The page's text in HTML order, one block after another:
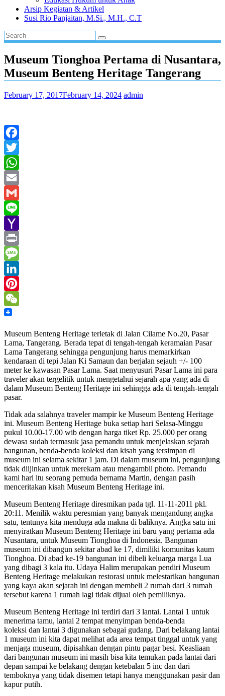
Arsip Kegiatan & Artikel
Susi Rio Panjaitan, M.Si., M.H., C.T
Museum Tionghoa Pertama di Nusantara,
Museum Benteng Heritage Tangerang
February 17, 2017February 14, 2024 admin
Facebook
Twitter
WhatsApp
Email
Gmail
Line
Yahoo
Mail
Print
Message
LinkedIn
Pinterest
WeChat
Museum Benteng Heritage terletak di Jalan Cilame No.20, Pasar
Lama, Tangerang. Berada tepat di tengah-tengah keramaian Pasar
Lama Tangerang sehingga pengunjung harus memarkirkan
kendaraan di tepi Jalan Ki Samaun dan berjalan sejauh +/- 100
meter ke kawasan Pasar Lama. Saat menyusuri Pasar Lama ini para
traveler akan tergelitik untuk mengetahui sejarah apa yang ada di
dalam Museum Benteng Heritage ini sehingga ada di tengah-tengah
pasar.
Tidak ada salahnya traveler mampir ke Museum Benteng Heritage
ini. Museum Benteng Heritage buka setiap hari Selasa-Minggu
pukul 10.00-17.00 wib dengan harga tiket Rp. 25.000 per orang
dewasa sudah termasuk jasa pemandu untuk menjelaskan sejarah
bangunan, benda-benda koleksi dan kisah yang tersimpan di
museum ini selama sekitar 1 jam. Di dalam museum ini, pengunjung
tidak diijinkan untuk merekam atau mengambil photo. Pemandu
kami hari itu seorang pemuda bernama Martin, dengan pasih
menceritakan kisah Museum Benteng Heritage ini.
Museum Benteng Heritage diresmikan pada tgl. 11-11-2011 pkl.
20:11. Menilik waktu peresmian yang banyak mengandung angka
satu, tentunya kita menduga ada makna di baliknya. Angka satu ini
menyiratkan Museum Benteng Heritage ini baru yang pertama ada
Nusantara, untuk Museum Tionghoa di Indonesia. Bangunan
museum ini dibangun sekitar abad ke 17, dimiliki komunitas kaum
Tionghoa. Di abad ke-19 bangunan ini dibeli keluarga marga Lua
yang dibagi 3 kala itu. Udaya Halim merupakan pendiri Museum
Benteng Heritage melakukan restorasi untuk melestarikan bangunan
yang kaya akan sejarah ini dengan membeli 2 rumah dari 3 rumah
tersebut karena 1 rumah lagi tidak dijual oleh pemiliknya.
Museum Benteng Heritage ini terdiri dari 3 lantai. Lantai 1 untuk
menerima tamu, lantai 2 tempat menyimpan benda-benda
koleksi dan lantai 3 digunakan sebagai gudang. Dari belakang lantai
1 museum ini kita dapat melihat ada area tempat tinggal untuk yang
menjaga museum, dipisahkan dengan pintu pagar besi. Keasliaan
dari bangunan museum ini masih bisa kita temukan pada lantai dari
depan sampai ke belakang dengan ketebalan 5 inc dan dari
temboknya yang tidak disemen tetapi hanya menggunakan pasir dan
kapur putih.